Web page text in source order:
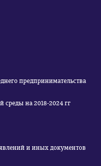
предпринимательства
среды на 2018-2024 гг
и иных документов